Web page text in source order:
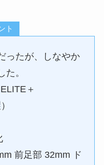
ト
たが、しなやか
。
＋
前足部 32mm ド